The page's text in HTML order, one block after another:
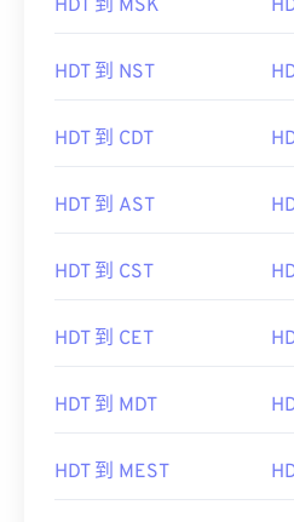
HDT 到 MSK
HDT 到 NST
HDT 到 CDT
HDT 到 AST
HDT 到 CST
HDT 到 CET
HDT 到 MDT
HDT 到 MEST